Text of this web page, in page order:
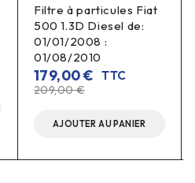
Filtre à particules Fiat
500 1.3D Diesel de:
01/01/2008 :
01/08/2010
209,00€
179,00€ TTC
AJOUTER AU PANIER